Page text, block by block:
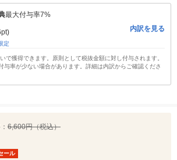
最大付与率7%
定
内訳を見る
で獲得できます。原則として税抜金額に対し付与されます。
与率が少ない場合があります。詳細は内訳からご確認くださ
6,600円（税込）
ール